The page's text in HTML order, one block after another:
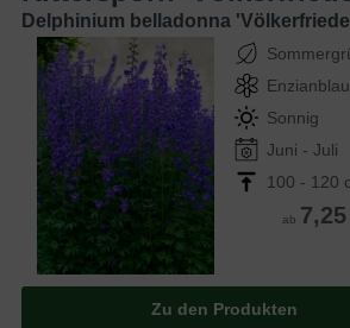
Delphinium belladonna
Enzianblau
Sonnig
Juni - Juli
100 - 120
ab
Zu den Produkten